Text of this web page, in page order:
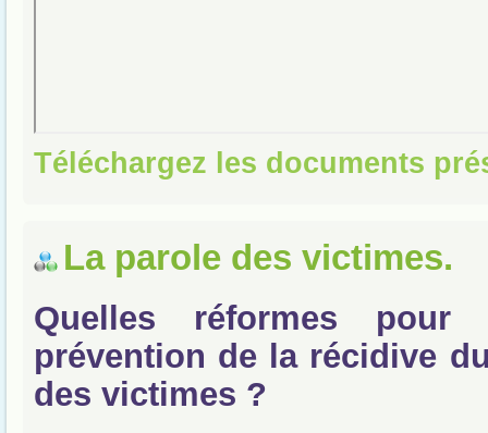
Téléchargez les documents
La parole des victimes.
Quelles réformes pour
prévention de la récidive
des victimes ?